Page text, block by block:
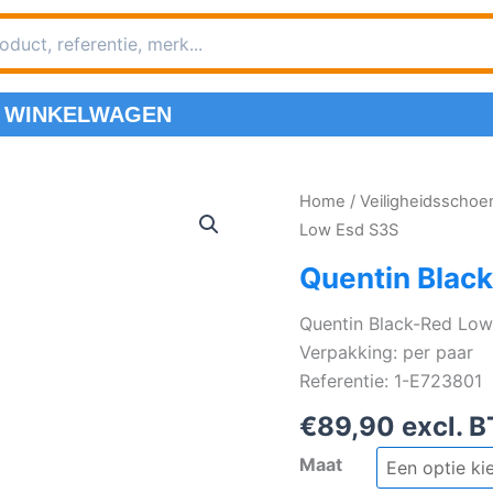
WINKELWAGEN
Home /
Low Esd S3S
Quentin
Quentin Black-Red
Verpakking: per paar
Referentie: 1-E723801
€89,90 excl.
Maat